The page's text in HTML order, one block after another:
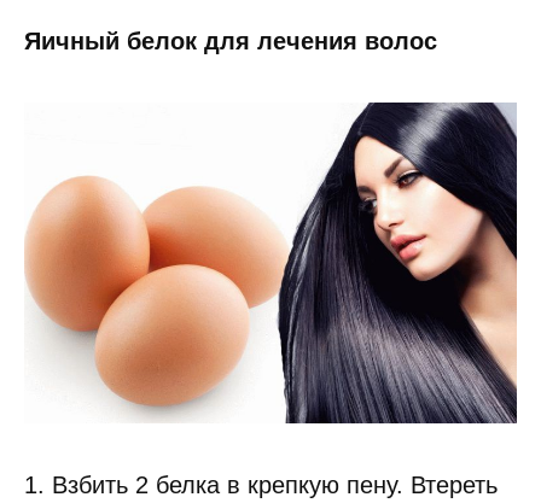
Яичный белок для лечения волос
1. Взбить 2 белка в крепкую пену. Втереть